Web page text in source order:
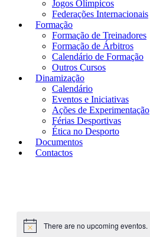
Jogos Olímpicos
Federações Internacionais
Formação
Formação de Treinadores
Formação de Árbitros
Calendário de Formação
Outros Cursos
Dinamização
Calendário
Eventos e Iniciativas
Ações de Experimentação
Férias Desportivas
Ética no Desporto
Documentos
Contactos
There are no upcoming eventos.